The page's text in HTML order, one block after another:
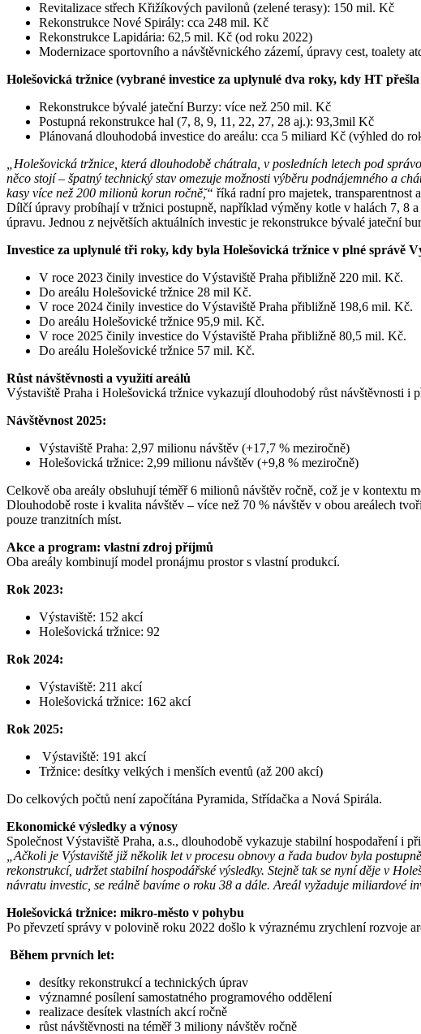
Revitalizace střech Křižíkových pavilonů (zelené terasy): 150 mil. Kč
Rekonstrukce Nové Spirály: cca 248 mil. Kč
Rekonstrukce Lapidária: 62,5 mil. Kč (od roku 2022)
Modernizace sportovního a návštěvnického zázemí, úpravy cest, toalety
Holešovická tržnice (vybrané investice za uplynulé dva roky, kdy HT
Rekonstrukce bývalé jateční Burzy: více než 250 mil. Kč
Postupná rekonstrukce hal (7, 8, 9, 11, 22, 27, 28 aj.): 93,3mil Kč
Plánovaná dlouhodobá investice do areálu: cca 5 miliard Kč (výhled do
„Holešovická tržnice, která dlouhodobě chátrala, v posledních letech pod
něco stojí – špatný technický stav omezuje možnosti výběru podnájemného a
kasy více než 200 milionů korun ročně̌,“ říká radní pro majetek,
Dílčí úpravy probíhají v tržnici postupně, například výměny kotle v halách 7, 8
úpravu. Jednou z největších aktuálních investic je rekonstrukce bývalé jateční
Investice za uplynulé tři roky, kdy byla Holešovická tržnice v plné správě
V roce 2023 činily investice do Výstaviště Praha přibližně 220 mil. Kč.
Do areálu Holešovické tržnice 28 mil Kč.
V roce 2024 činily investice do Výstaviště Praha přibližně 198,6 mil. Kč.
Do areálu Holešovické tržnice 95,9 mil. Kč.
V roce 2025 činily investice do Výstaviště Praha přibližně 80,5 mil. Kč.
Do areálu Holešovické tržnice 57 mil. Kč.
Růst návštěvnosti a využití areálů
Výstaviště Praha i Holešovická tržnice vykazují dlouhodobý růst návštěvnosti i
Návštěvnost 2025:
Výstaviště Praha: 2,97 milionu návštěv (+17,7 % meziročně)
Holešovická tržnice: 2,99 milionu návštěv (+9,8 % meziročně)
Celkově oba areály obsluhují téměř 6 milionů návštěv ročně, což je v kontextu
Dlouhodobě roste i kvalita návštěv – více než 70 % návštěv v obou areálech
pouze tranzitních míst.
Akce a program: vlastní zdroj příjmů
Oba areály kombinují model pronájmu prostor s vlastní produkcí.
Rok 2023:
Výstaviště: 152 akcí
Holešovická tržnice: 92
Rok 2024:
Výstaviště: 211 akcí
Holešovická tržnice: 162 akcí
Rok 2025:
Výstaviště: 191 akcí
Tržnice: desítky velkých i menších eventů (až 200 akcí)
Do celkových počtů není započítána Pyramida, Střídačka a Nová Spirála.
Ekonomické výsledky a výnosy
Společnost Výstaviště Praha, a.s., dlouhodobě vykazuje stabilní hospodaření i
„Ačkoli je Výstaviště již několik let v procesu obnovy a řada budov byla
rekonstrukcí, udržet stabilní hospodářské výsledky. Stejně tak se nyní děje v
návratu investic, se reálně bavíme o roku 38 a dále. Areál vyžaduje miliardové
Holešovická tržnice: mikro-město v pohybu
Po převzetí správy v polovině roku 2022 došlo k výraznému zrychlení rozvoje
Během prvních let:
desítky rekonstrukcí a technických úprav
významné posílení samostatného programového oddělení
realizace desítek vlastních akcí ročně
růst návštěvnosti na téměř 3 miliony návštěv ročně